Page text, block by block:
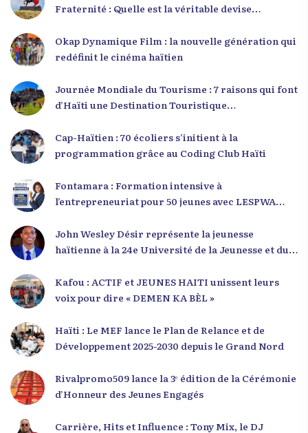
Fraternité : Quelle est la véritable devise
Okap Dynamique Film : la nouvelle génération qui
redéfinit le cinéma haïtien
Journée Mondiale du Tourisme : 7 raisons qui font
d’Haïti une Destination Touristique
Cap-Haïtien : 70 écoliers s’initient à la
programmation grâce au Coding Club Haïti
Fontamara : Formation intensive à
l’entrepreneuriat pour 50 jeunes avec LESPWA
John Wesley Désir représente la jeunesse
haïtienne à la 24e Université de la Jeunesse et du
Kafou : ACTIF et JEUNES HAITI unissent leurs
voix pour dire « DEMEN KA BÈL »
Haïti : Le MEF lance le Plan de Relance et de
Développement 2025-2030 depuis le Grand Nord
Rivalpromo509 lance la 3ᵉ édition de la Cérémonie
d’Honneur des Jeunes Engagés
Carrière, Hits et Influence : Tony Mix, le DJ